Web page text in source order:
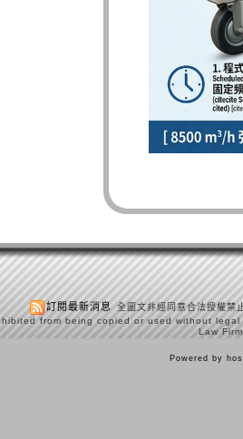
訂閱最新消息 全圖文非經同意合法授權禁
from being copied or used without
Law
Powered by